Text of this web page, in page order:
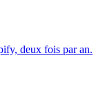
deux fois par an.